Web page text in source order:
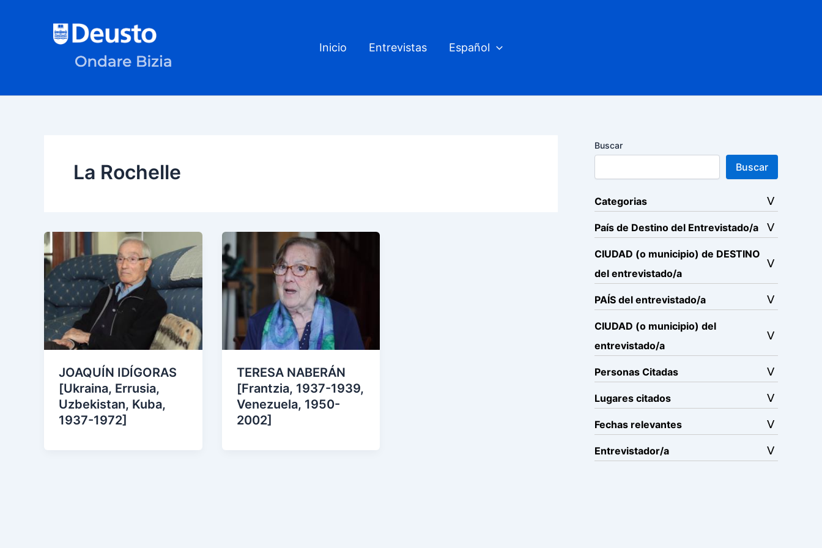
Inicio Entrevistas Español
La Rochelle
JOAQUÍN IDÍGORAS
[Ukraina, Errusia,
Uzbekistan, Kuba,
1937-1972]
TERESA NABERÁN
[Frantzia, 1937-1939,
Venezuela, 1950-
2002]
Buscar
Buscar
Categorias
País de Destino del Entrevistado/a
CIUDAD (o municipio) de DESTINO
del entrevistado/a
PAÍS del entrevistado/a
CIUDAD (o municipio) del
entrevistado/a
Personas Citadas
Lugares citados
Fechas relevantes
Entrevistador/a